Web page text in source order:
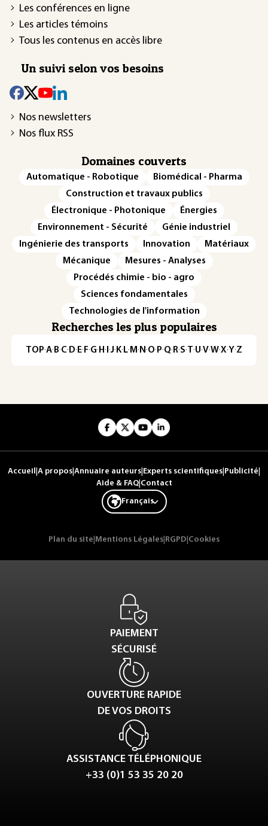
Les conférences en ligne
Les articles témoins
Tous les contenus en accès libre
Un suivi selon vos besoins
Nos newsletters
Nos flux RSS
Domaines couverts
Automatique - Robotique
Biomédical - Pharma
Construction et travaux publics
Électronique - Photonique
Énergies
Environnement - Sécurité
Génie industriel
Ingénierie des transports
Innovation
Matériaux
Mécanique
Mesures - Analyses
Procédés chimie - bio - agro
Sciences fondamentales
Technologies de l'information
Recherches les plus populaires
TOP·A·B·C· D· E· F·G· H · ·J· K· L· M · N ·O· P·Q· R·S·T·U·V·W·X·Y·Z
Accueil A propos Annuaire auteurs Experts scientifiques Publicité
Aide & FAQ| Contact
Français
Plan du site Mentions Légales RGPD Cookies
PAIEMENT
SÉCURISÉ
OUVERTURE RAPIDE
DE VOS DROITS
ASSISTANCE TÉLÉPHONIQUE
+33 (0)1 53 35 20 20